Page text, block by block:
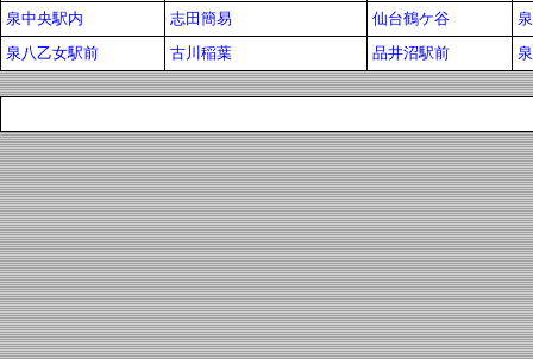
泉中央駅内
志田簡易 仙台鶴ケ谷
泉八乙女駅前
古川稲葉 品井沼駅前